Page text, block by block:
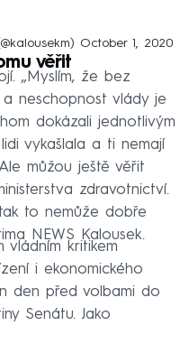
October 1, 2020
věřit
„Myslím, že bez
neschopnost vlády je
dokázali jednotlivým
vykašlala a ti nemají
můžou ještě věřit
zdravotnictví.
to nemůže dobře
NEWS Kalousek.
vládním kritikem
i ekonomického
den před volbami do
Senátu. Jako